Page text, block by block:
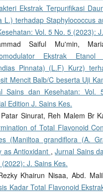
Ekstrak Terpurifikasi
L.) terhadap Staphylococcus
Vol. 5 No. 5 (2023):
Saiful Mu'min,
Ekstrak Etanol
Pinnata) (L.F) Kurz)
Mencit Balb/C beserta Uji
Sains dan Kesehatan: Vol.
Edition J. Sains Kes.
Sinurat, Reh Malem Br
of Total Flavonoid
(Maniltoa grandiflora (A.
as Antioxidant ,Jurnal Sains
(2022): J. Sains Kes.
Khairun Nisaa, Abd.
Kadar Total Flavonoid